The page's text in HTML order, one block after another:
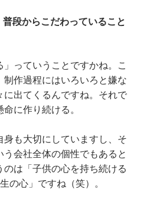
段からこだわっていること
っていうことですかね。こ
作過程にはいろいろと嫌な
に出てくるんですね。それで
に作り続ける。
も大切にしていますし、そ
会社全体の個性でもあると
は「子供の心を持ち続ける
の心」ですね（笑）。